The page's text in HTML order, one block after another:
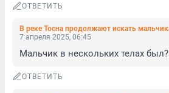
ОТВЕТИТЬ
7 апреля 2025, 06:45
Мальчик в нескольких телах был?
ОТВЕТИТЬ